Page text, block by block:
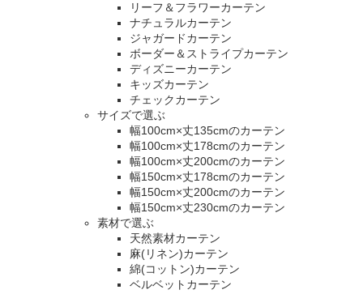
リーフ＆フラワーカーテン
ナチュラルカーテン
ジャガードカーテン
ボーダー＆ストライプカーテン
ディズニーカーテン
キッズカーテン
チェックカーテン
サイズで選ぶ
幅100cm×丈135cmのカーテン
幅100cm×丈178cmのカーテン
幅100cm×丈200cmのカーテン
幅150cm×丈178cmのカーテン
幅150cm×丈200cmのカーテン
幅150cm×丈230cmのカーテン
素材で選ぶ
天然素材カーテン
麻(リネン)カーテン
綿(コットン)カーテン
ベルベットカーテン